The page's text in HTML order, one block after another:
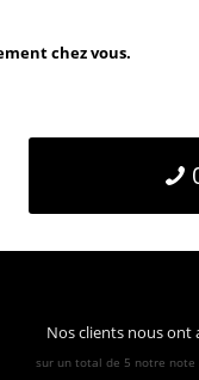
chez vous.
Nos clients nous ont
sur un total de 5 notre note